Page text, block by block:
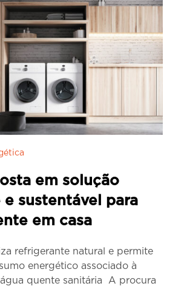
em solução
sustentável para
em casa
refrigerante natural e permite
energético associado à
quente sanitária A procura